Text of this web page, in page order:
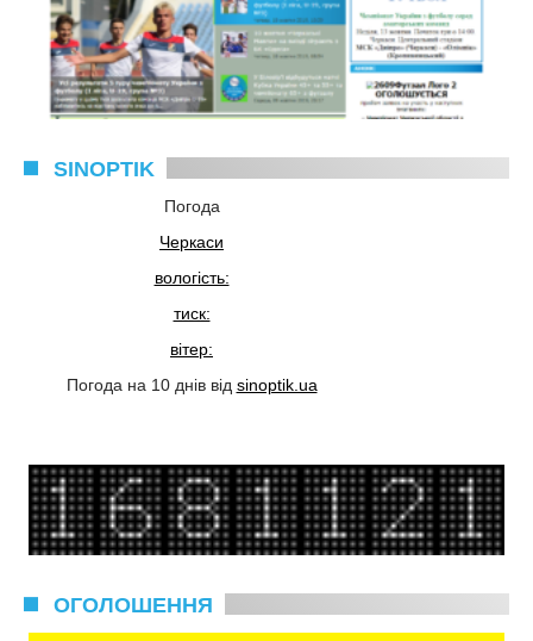
SINOPTIK
Погода
Черкаси
вологість:
тиск:
вітер:
Погода на 10 днів від sinoptik.ua
ОГОЛОШЕННЯ